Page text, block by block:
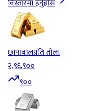
विस्तारमा हेर्नुहोस
छापावालप्रति तोला
२,९६,९००
९००